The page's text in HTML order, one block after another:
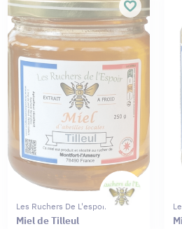
Les Ruchers De L'espoir
Miel de Tilleul